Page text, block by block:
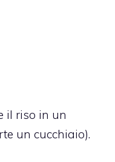
il riso in un
un cucchiaio).